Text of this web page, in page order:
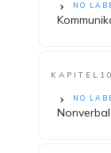
NO
KAPITEL10
NO